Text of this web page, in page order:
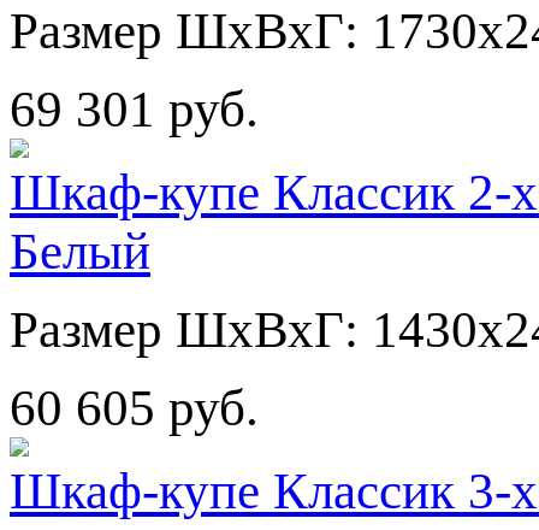
Размер ШхВхГ:
69 301 руб.
Шкаф-купе Классик 2-
Белый
Размер ШхВхГ:
60 605 руб.
Шкаф-купе Классик 3-